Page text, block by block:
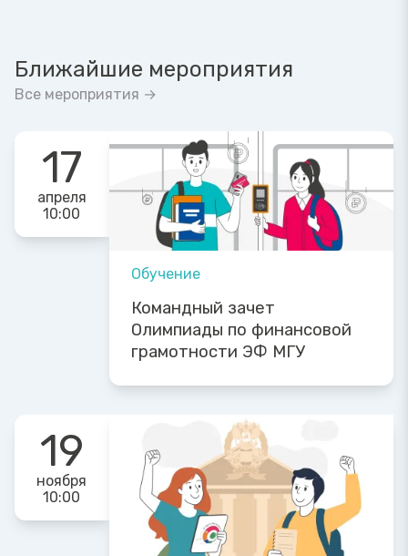
Ближайшие мероприятия
Все мероприятия →
17
апреля
10:00
Обучение
Командный зачет
Олимпиады по финансовой
грамотности ЭФ МГУ
19
ноября
10:00